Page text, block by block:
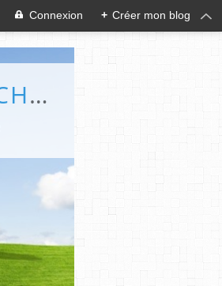
Connexion + Créer mon blog
LES CHRONIQUES POLARS ET BÉDÉ DE CLAUDE LE NOCHER - ABC POLAR